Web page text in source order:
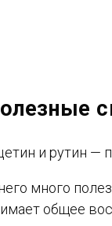
много
общее